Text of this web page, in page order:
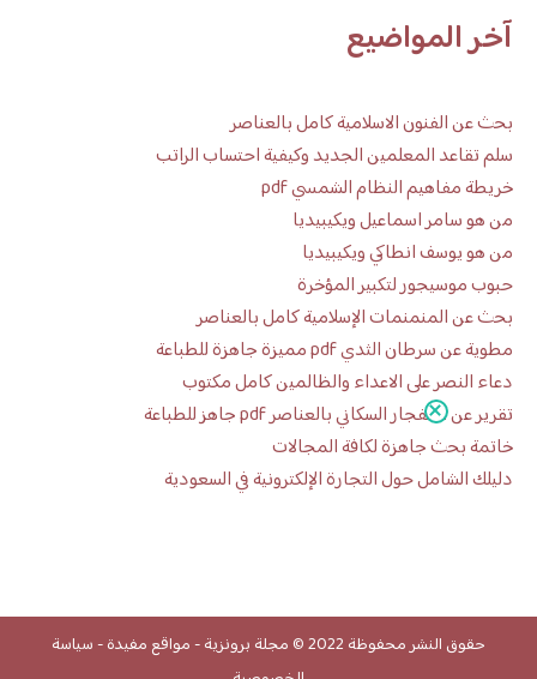
آخر المواضيع
بحث عن الفنون الاسلامية كامل بالعناصر
سلم تقاعد المعلمين الجديد وكيفية احتساب الراتب
خريطة مفاهيم النظام الشمسي pdf
من هو سامر اسماعيل ويكيبيديا
من هو يوسف انطاكي ويكيبيديا
حبوب موسيجور لتكبير المؤخرة
بحث عن المنمنمات الإسلامية كامل بالعناصر
مطوية عن سرطان الثدي pdf مميزة جاهزة للطباعة
دعاء النصر على الاعداء والظالمين كامل مكتوب
تقرير عن الانفجار السكاني بالعناصر pdf جاهز للطباعة
خاتمة بحث جاهزة لكافة المجالات
دليلك الشامل حول التجارة الإلكترونية في السعودية
حقوق النشر محفوظة 2022 © مجلة برونزية-مواقع مفيدة-سياسة